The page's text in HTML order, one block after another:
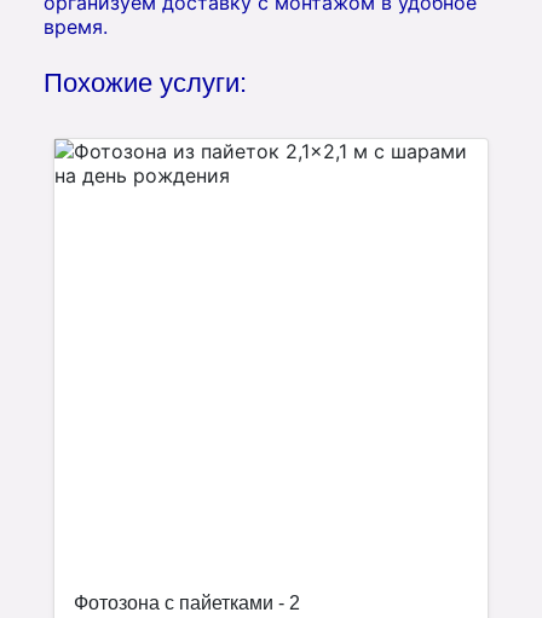
время.
Похожие услуги:
Фотозона с пайетками - 2